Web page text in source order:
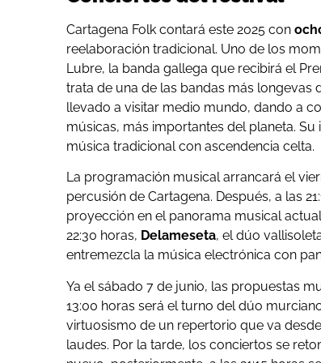
Cartagena Folk contará este 2025 con
reelaboración tradicional. Uno de los
Lubre, la banda gallega que recibirá el
trata de una de las bandas más longevas
llevado a visitar medio mundo, dando a
músicas, más importantes del planeta.
música tradicional con ascendencia celta.
La programación musical arrancará el
percusión de Cartagena. Después, a las
proyección en el panorama musical
22:30 horas, Delameseta, el dúo
entremezcla la música electrónica con
Ya el sábado 7 de junio, las propuestas
13:00 horas será el turno del dúo
virtuosismo de un repertorio que va
laudes. Por la tarde, los conciertos se